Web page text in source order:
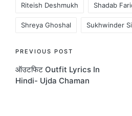
Riteish Deshmukh Shadab
Shreya Ghoshal Sukhwinder
Post
navigation
PREVIOUS POST
ऑउटफिट Outfit Lyrics In
Hindi- Ujda Chaman